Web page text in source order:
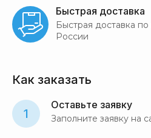
Быстрая доставка
Быстрая доставка
России
Как заказать
1
Оставьте заявку
Заполните заявку на